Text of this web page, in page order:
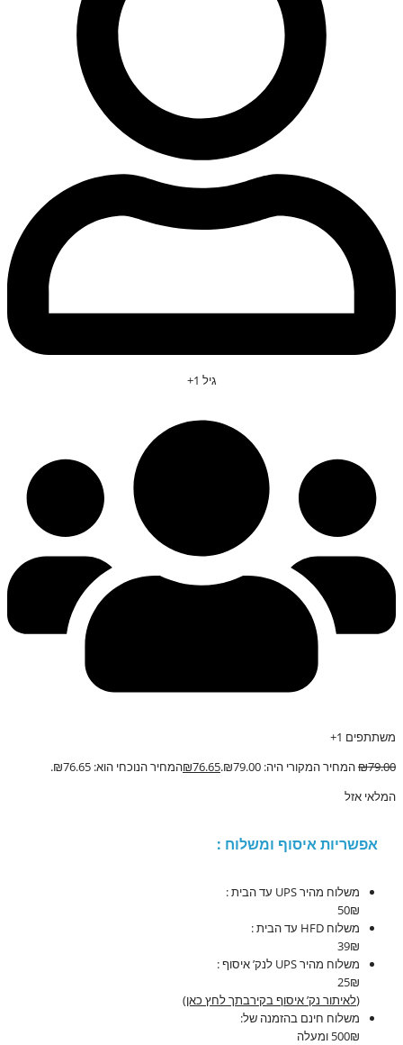
גיל 1+
משתתפים 1+
₪79.00 המחיר המקורי היה: ₪79.00. ₪76.65
המחיר הנוכחי הוא: ₪76.65.
המלאי אזל
אפשריות איסוף ומשלוח :
משלוח מהיר UPS עד הבית :
50₪
משלוח HFD עד הבית :
39₪
משלוח מהיר UPS לנק’ איסוף :
25₪
(לאיתור נק’ איסוף בקירבתך לחץ כאן)
משלוח חינם בהזמנה של:
500₪ ומעלה